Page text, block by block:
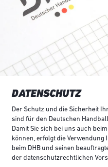
DATENSCHUTZ
Der Schutz und die Sicherheit
sind für den Deutschen
Damit Sie sich bei uns auch
können, erfolgt die Verwendung
beim DHB und seinen
der datenschutzrechtlichen